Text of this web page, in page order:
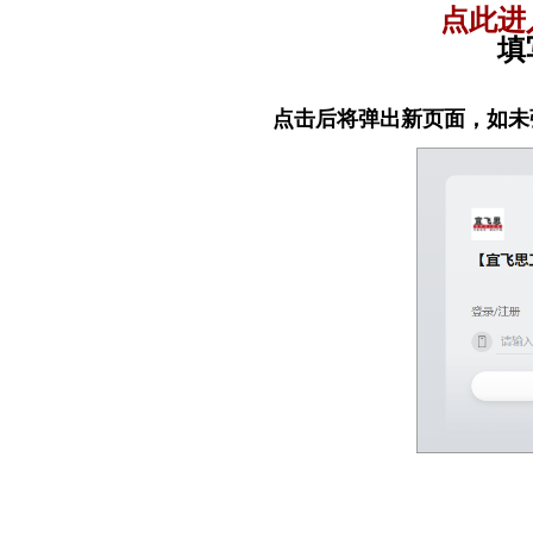
点此
填
点击后将弹出新页面，如
等功能，如作品
投稿，评审时